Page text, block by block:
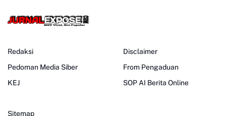
Redaksi
Pedoman Media Siber
KEJ
Disclaimer
From Pengaduan
SOP AI Berita Online
Sitemap